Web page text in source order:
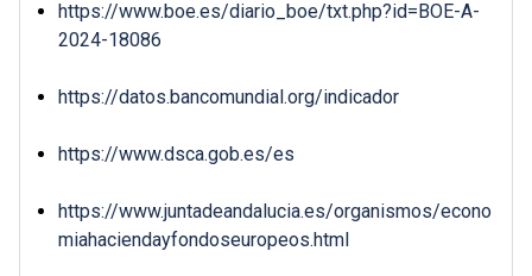
https://www.boe.es/diario_boe/txt.php?id=BOE-A-
2024-18086
https://datos.bancomundial.org/indicador
https://www.dsca.gob.es/es
https://www.juntadeandalucia.es/organismos/econo
miahaciendayfondoseuropeos.html